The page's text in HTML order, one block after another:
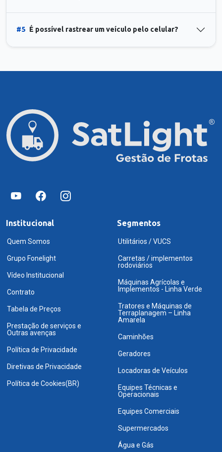
#5 É possível rastrear um veículo pelo celular?
Institucional
Quem Somos
Grupo Fonelight
Vídeo Institucional
Contrato
Tabela de Preços
Prestação de serviços e
Outras avenças
Política de Privacidade
Diretivas de Privacidade
Política de Cookies(BR)
Segmentos
Utilitários / VUCS
Carretas / implementos
rodoviários
Máquinas Agrícolas e
Implementos - Linha Verde
Tratores e Máquinas de
Terraplanagem – Linha
Amarela
Caminhões
Geradores
Locadoras de Veículos
Equipes Técnicas e
Operacionais
Equipes Comerciais
Supermercados
Água e Gás